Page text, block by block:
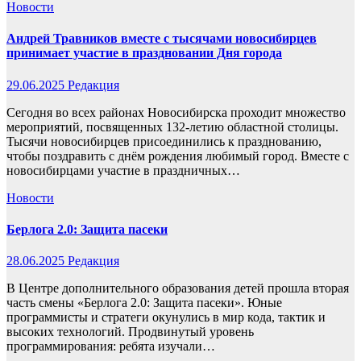
Новости
Андрей Травников вместе с тысячами новосибирцев
принимает участие в праздновании Дня города
29.06.2025 Редакция
Сегодня во всех районах Новосибирска проходит множество
мероприятий, посвященных 132-летию областной столицы.
Тысячи новосибирцев присоединились к празднованию,
чтобы поздравить с днём рождения любимый город. Вместе с
новосибирцами участие в праздничных…
Новости
Берлога 2.0: Защита пасеки
28.06.2025 Редакция
В Центре дополнительного образования детей прошла вторая
часть смены «Берлога 2.0: Защита пасеки». Юные
программисты и стратеги окунулись в мир кода, тактик и
высоких технологий. Продвинутый уровень
программирования: ребята изучали…